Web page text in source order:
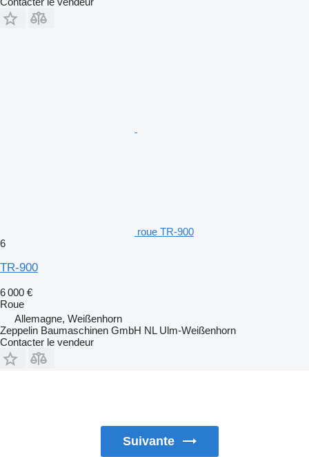
roue TR-900
6
TR-900
6 000 €
Roue
Allemagne, Weißenhorn
Zeppelin Baumaschinen GmbH NL Ulm-Weißenhorn
Contacter le vendeur
Suivante